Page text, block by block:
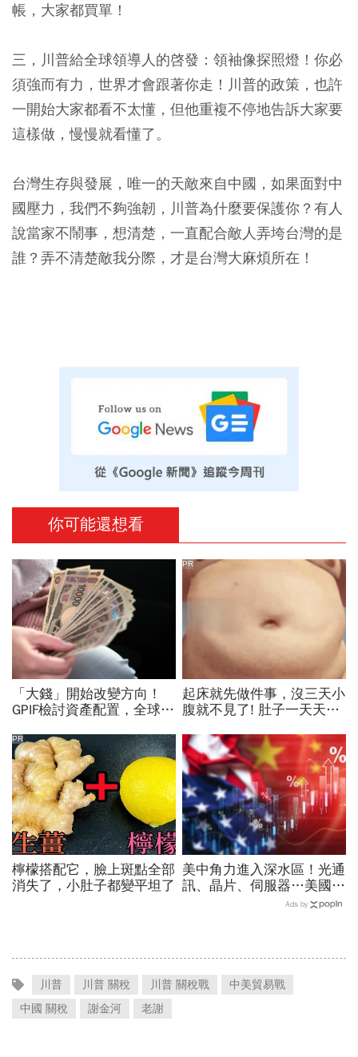
帳，大家都買單！
三，川普給全球領導人的啓發：領袖像探照燈！你必
須強而有力，世界才會跟著你走！川普的政策，也許
一開始大家都看不太懂，但他重複不停地告訴大家要
這樣做，慢慢就看懂了。
台灣生存與發展，唯一的天敵來自中國，如果面對中
國壓力，我們不夠強韌，川普為什麼要保護你？有人
說當家不鬧事，想清楚，一直配合敵人弄垮台灣的是
誰？弄不清楚敵我分際，才是台灣大麻煩所在！
你可能還想看
「大錢」開始改變方向！
GPIF檢討資產配置，全球資
起床就先做件事，沒三天小
腹就不見了! 肚子一天天變
PR
檸檬搭配它，臉上斑點全部
消失了，小肚子都變平坦了
PR
美中角力進入深水區！光通
訊、晶片、伺服器…美國制
裁加碼，謝金河示警台灣
Ads by
川普 川普 關稅 川普 關稅戰
中美貿易戰
中國 關稅
謝金河 老謝